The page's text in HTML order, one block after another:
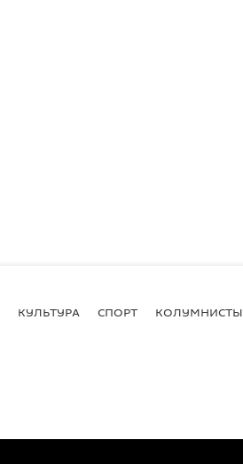
КУЛЬТУРА СПОРТ КОЛУМНИСТЫ